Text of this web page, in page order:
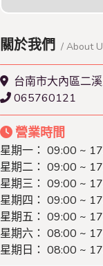
關於我們 / About
台南市大內區二
065760121
營業時間
星期一： 09:00 ~
星期二： 09:00 ~
星期三： 09:00 ~
星期四： 09:00 ~
星期五： 09:00 ~
星期六： 08:00 ~
星期日： 08:00 ~